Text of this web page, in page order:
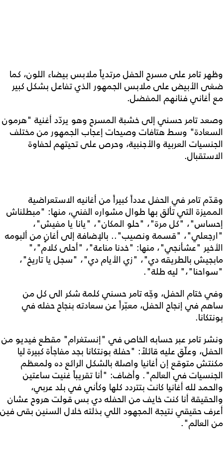
وظهر تامر على مسرح الحفل مرتدياً ملابس بيضاء اللون، كما
ضغى الأبيض على ملابس الجمهور الذي تفاعل بشكل كبير
مع أغاني فنانهم المفضل.
وصعد تامر حسني إلى خشبة المسرح وهو يردّد أغنية "هرمون
السعادة" وسط هتافات وصيحات إعجاب الجمهور من مختلف
الجنسيات العربية والأجنبية، وحرص على تحيتهم لحفاوة
الاستقبال.
وقدّم تامر في الحفل عدداً كبيراً من أغانيه الاستعراضية
المميزة التي تألق بها طوال مشواره الفني، منها: "مبطلناش
إحساس"، "كل مرة"، "حلو المكان"، "يانا يا مفيش"،
"ارجعلي"، "قسمة ونصيب".. بالإضافة إلى أغانٍ من ألبومه
الأخير "عشأنجي"، منها: "خدنا مناعة"، "أحلى كلام"،"
مابجيش بالطريقه دي"، "زي الأيام دي"، "سجل يا تاريخ"،
"سواحنا"،" ليه طلة".
وفي ختام الحفل، وجّه تامر حسني كلمة شكر الى كل من
ساهم في إنجاح الحفل، معبّراً عن سعادته بنجاح حفله في
بونتكانا.
ونشر تامر عبر حسابه الخاص في "إنستغرام" مقطع فيديو من
الحفل، وعلّق عليه قائلاً: "حفلة بونتكانا بجد مفاجأة كبيرة ليا
مكنتش متوقع إن أغانيا واصلة بالشكل الرائع ده ولمعظم
الجنسيات في العالم". وأضاف: "أنا تقريباً غنيت ساعتين
والحمد لله أغانيا كانت بتتردد كلها وكأني في بلد عربي،
والحقيقة أنا كنت خايف من الحفله دي بس قولت هروح عشان
أعرف حقيقي نتيجة المجهود اللي بذلته خلال السنين بقى فين
من العالم".